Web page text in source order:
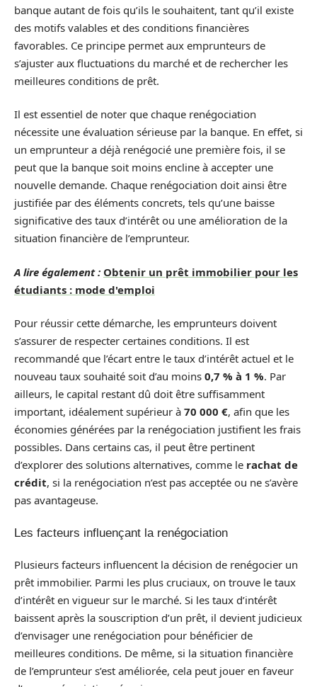
banque autant de fois qu’ils le souhaitent, tant qu’il existe
des motifs valables et des conditions financières
favorables. Ce principe permet aux emprunteurs de
s’ajuster aux fluctuations du marché et de rechercher les
meilleures conditions de prêt.
Il est essentiel de noter que chaque renégociation
nécessite une évaluation sérieuse par la banque. En effet, si
un emprunteur a déjà renégocié une première fois, il se
peut que la banque soit moins encline à accepter une
nouvelle demande. Chaque renégociation doit ainsi être
justifiée par des éléments concrets, tels qu’une baisse
significative des taux d’intérêt ou une amélioration de la
situation financière de l’emprunteur.
A lire également : Obtenir un prêt immobilier pour les
étudiants : mode d'emploi
Pour réussir cette démarche, les emprunteurs doivent
s’assurer de respecter certaines conditions. Il est
recommandé que l’écart entre le taux d’intérêt actuel et le
nouveau taux souhaité soit d’au moins 0,7 % à 1 %. Par
ailleurs, le capital restant dû doit être suffisamment
important, idéalement supérieur à 70 000 €, afin que les
économies générées par la renégociation justifient les frais
possibles. Dans certains cas, il peut être pertinent
d’explorer des solutions alternatives, comme le rachat de
crédit, si la renégociation n’est pas acceptée ou ne s’avère
pas avantageuse.
Les facteurs influençant la renégociation
Plusieurs facteurs influencent la décision de renégocier un
prêt immobilier. Parmi les plus cruciaux, on trouve le taux
d’intérêt en vigueur sur le marché. Si les taux d’intérêt
baissent après la souscription d’un prêt, il devient judicieux
d’envisager une renégociation pour bénéficier de
meilleures conditions. De même, si la situation financière
de l’emprunteur s’est améliorée, cela peut jouer en faveur